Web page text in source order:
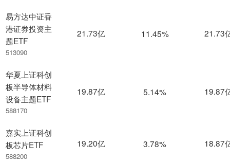
易方达中证香
港证券投资主
题ETF
513090
华夏上证科创
板半导体材料
设备主题ETF
588170
嘉实上证科创
板芯片ETF
588200
21.73亿 11.45% 21.73
19.87亿 5.14% 19.87
19.20亿 3.78% 18.87